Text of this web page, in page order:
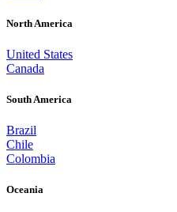
North America
United States
Canada
South America
Brazil
Chile
Colombia
Oceania